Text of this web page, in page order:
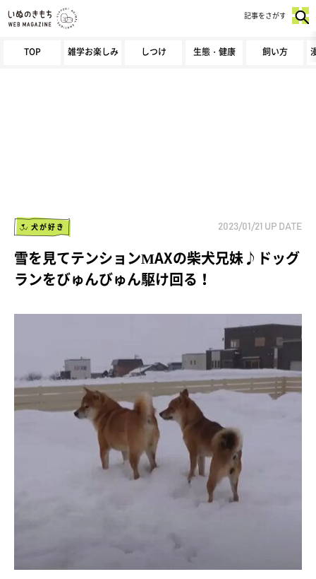
TOP 雑学お楽しみ しつけ 生態・健康 飼い方
記事をさがす
犬が好き 2023/01/21 UP DATE
雪を見てテンションMAXの柴犬兄妹♪ドッグ
ランをびゅんびゅん駆け回る！